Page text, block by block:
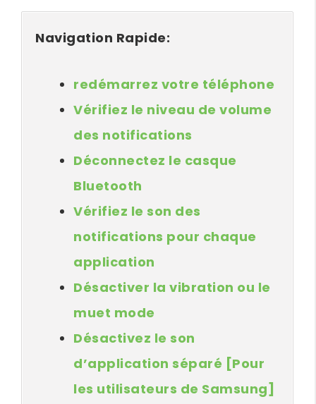
Navigation Rapide:
redémarrez votre téléphone
Vérifiez le niveau de volume
des notifications
Déconnectez le casque
Bluetooth
Vérifiez le son des
notifications pour chaque
application
Désactiver la vibration ou le
muet mode
Désactivez le son
d’application séparé [Pour
les utilisateurs de Samsung]